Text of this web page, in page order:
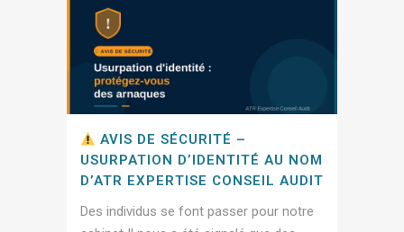
AVIS DE SÉCURITÉ –
USURPATION D’IDENTITÉ AU NOM
D’ATR EXPERTISE CONSEIL AUDIT
Des individus se font passer pour notre